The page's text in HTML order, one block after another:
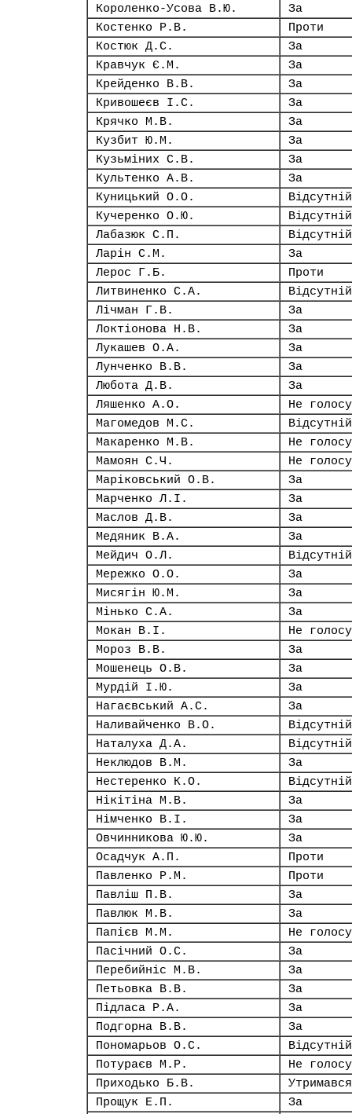
Короленко-Усова В.Ю.
За
Костенко Р.В.
Проти
Костюк Д.С.
За
Кравчук Є.М.
За
Крейденко В.В.
За
Кривошеєв І.С.
За
Крячко М.В.
За
Кузбит Ю.М.
За
Кузьміних С.В.
За
Культенко А.В.
За
Куницький О.О.
Відсутній
Кучеренко О.Ю.
Відсутній
Лабазюк С.П.
Відсутній
Ларін С.М.
За
Лерос Г.Б.
Проти
Литвиненко С.А.
Відсутній
Лічман Г.В.
За
Локтіонова Н.В.
За
Лукашев О.А.
За
Лунченко В.В.
За
Любота Д.В.
За
Ляшенко А.О.
Не
Магомедов М.С.
Відсутній
Макаренко М.В.
Не
Мамоян С.Ч.
Не
Маріковський О.В.
За
Марченко Л.І.
За
Маслов Д.В.
За
Медяник В.А.
За
Мейдич О.Л.
Відсутній
Мережко О.О.
За
Мисягін Ю.М.
За
Мінько С.А.
За
Мокан В.І.
Не
Мороз В.В.
За
Мошенець О.В.
За
Мурдій І.Ю.
За
Нагаєвський А.С.
За
Наливайченко В.О.
Відсутній
Наталуха Д.А.
Відсутній
Неклюдов В.М.
За
Нестеренко К.О.
Відсутній
Нікітіна М.В.
За
Німченко В.І.
За
Овчинникова Ю.Ю.
За
Осадчук А.П.
Проти
Павленко Р.М.
Проти
Павліш П.В.
За
Павлюк М.В.
За
Папієв М.М.
Не
Пасічний О.С.
За
Перебийніс М.В.
За
Петьовка В.В.
За
Підласа Р.А.
За
Подгорна В.В.
За
Пономарьов О.С.
Відсутній
Потураєв М.Р.
Не
Приходько Б.В.
Утримався
Прощук Е.П.
За